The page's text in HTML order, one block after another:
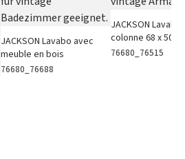
JACKSON Lavabo avec
meuble en bois
76680_76688
JACKSON Lavabo
colonne 68 x 50
76680_76515